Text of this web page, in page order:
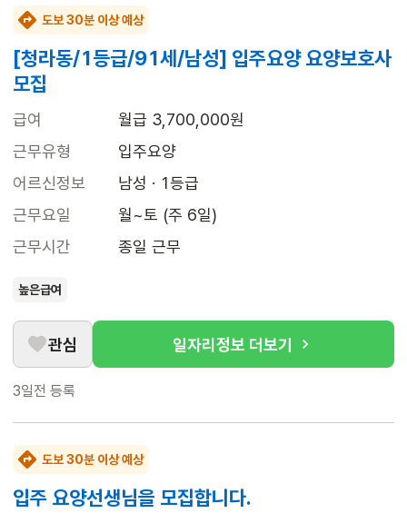
도보 30분 이상 예상
[청라동/1등급/91세/남성] 입주요양 요양보호사
모집
급여
월급 3,700,000원
근무유형
입주요양
어르신정보
남성 · 1등급
근무요일
월~토 (주 6일)
근무시간
종일 근무
높은급여
관심 일자리정보 더보기
3일전 등록
도보 30분 이상 예상
입주 요양선생님을 모집합니다.